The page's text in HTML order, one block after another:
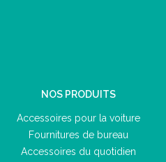
NOS PRODUITS
Accessoires pour la voiture
Fournitures de bureau
Accessoires du quotidien